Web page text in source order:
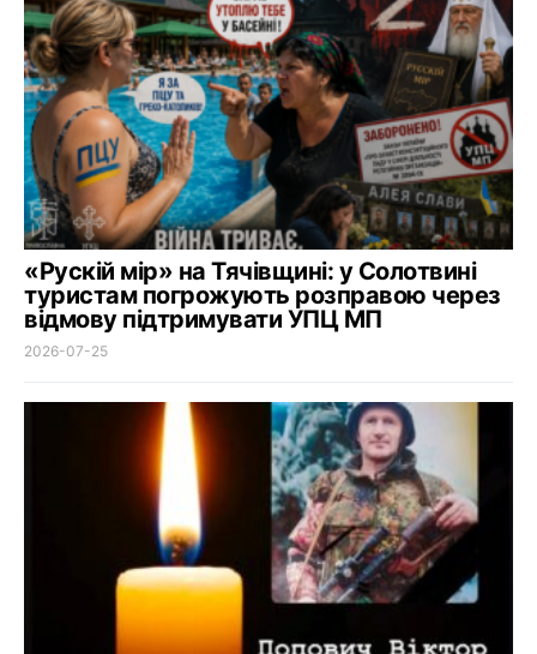
«Рускій мір» на Тячівщині: у Солотвині
туристам погрожують розправою через
відмову підтримувати УПЦ МП
2026-07-25